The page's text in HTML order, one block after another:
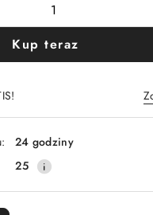
Kup teraz
Wyślij
24 godziny
25